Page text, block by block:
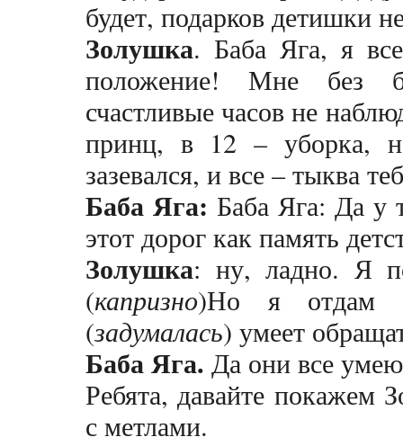
будет, подарков детишки
Золушка. Баба Яга, я
положение! Мне без
счастливые часов не
принц, в 12 – уборка,
зазевался, и все – тыква
Баба Яга: Баба Яга: Да у
этот дорог как память
Золушка: ну, ладно. Я
(капризно)Но я отдам
(задумалась) умеет
Баба Яга. Да они все
Ребята, давайте покажем
с метлами.